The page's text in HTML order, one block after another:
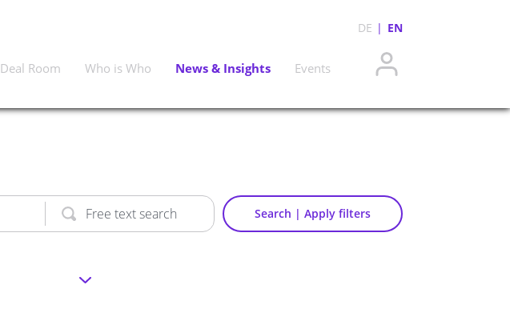
Deal Room Who is Who News & Insights Events
DE EN